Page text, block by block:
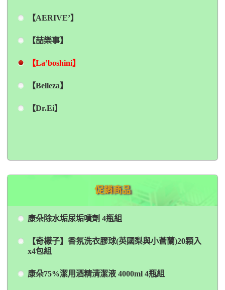
【AERIVE’】
【喆樂事】
【La’boshini】
【Belleza】
【Dr.Ei】
促銷商品
康朵除水垢尿垢噴劑 4瓶組
【奇檬子】香氛洗衣膠球(英國梨與小蒼蘭)20顆入
x4包組
康朵75%潔用酒精清潔液 4000ml 4瓶組